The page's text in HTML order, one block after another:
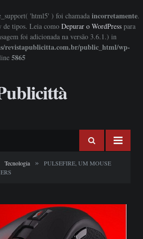
'html5' ) foi chamada incorretamente.
de tipos. Leia como Depurar o WordPress para
foi adicionada na versão 3.6.1.) in
revistapublicitta.com.br/public_html/wp-
5865
Tecnologia »
PULSEFIRE, UM MOUSE